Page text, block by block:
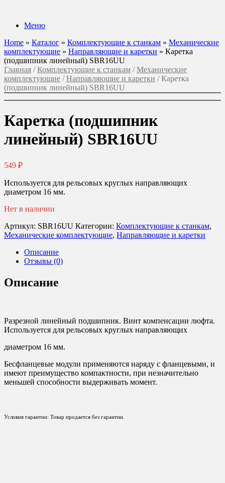
содержанию
Меню
Home » Каталог » Комплектующие к станкам » Механические
комплектующие » Направляющие и каретки » Каретка
(подшипник линейный) SBR16UU
Главная /Комплектующие к станкам /Механические
комплектующие /Направляющие и каретки / Каретка
(подшипник линейный) SBR16UU
Каретка (подшипник
линейный) SBR16UU
549 ₽
Используется для рельсовых круглых направляющих
диаметром 16 мм.
Нет в наличии
Артикул: SBR16UU Категории: Комплектующие к станкам,
Механические комплектующие, Направляющие и каретки
Описание
Отзывы (0)
Описание
Разрезной линейный подшипник. Винт компенсации люфта.
Используется для рельсовых круглых направляющих
диаметром 16 мм.
Бесфланцевые модули применяются наряду с фланцевыми, и
имеют преимущество компактности, при незначительно
меньшей способности выдерживать момент.
Условия гарантии: Товар продается без гарантии.